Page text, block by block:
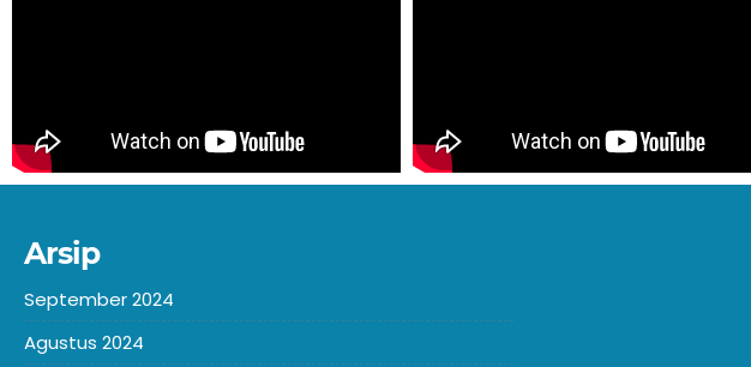
Arsip
September 2024
Agustus 2024